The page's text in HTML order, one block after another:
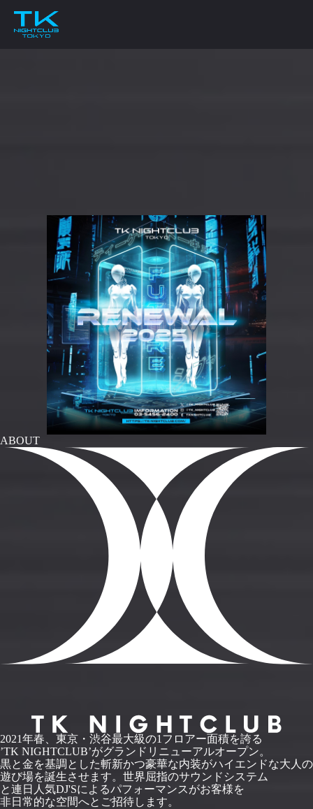
ABOUT
2021年春、東京・渋谷最大級の1フロアー面積を誇る
’TK NIGHTCLUB’がグランドリニューアルオープン。
黒と金を基調とした斬新かつ豪華な内装がハイエンドな大人の
遊び場を誕生させます。世界屈指のサウンドシステム
と連日人気DJ'Sによるパフォーマンスがお客様を
非日常的な空間へとご招待します。